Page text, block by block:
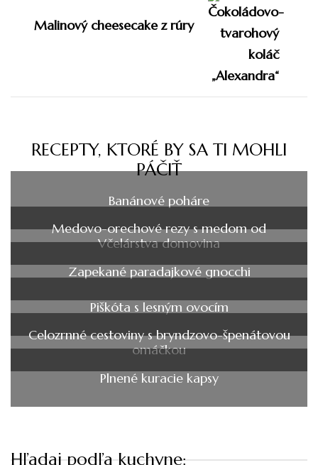
Malinový cheesecake z rúry
RECEPTY, KTORÉ BY SA TI MOHLI
PÁČIŤ
Banánové poháre
Medovo-orechové rezy s medom od
Včelárstva domovina
Zapekané paradajkové gnocchi
Piškóta s lesným ovocím
Celozrnné cestoviny s bryndzovo-špenátovou
omáčkou
Plnené kuracie kapsy
Hľadaj podľa kuchyne: